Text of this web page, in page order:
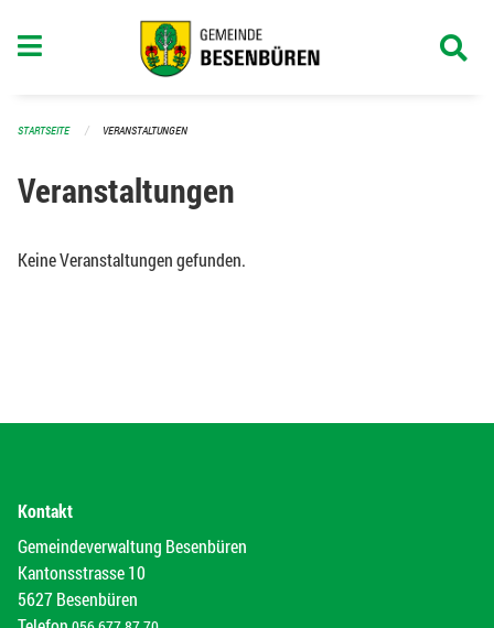
STARTSEITE VERANSTALTUNGEN
Veranstaltungen
Keine Veranstaltungen gefunden.
Kontakt
Gemeindeverwaltung Besenbüren
Kantonsstrasse 10
5627 Besenbüren